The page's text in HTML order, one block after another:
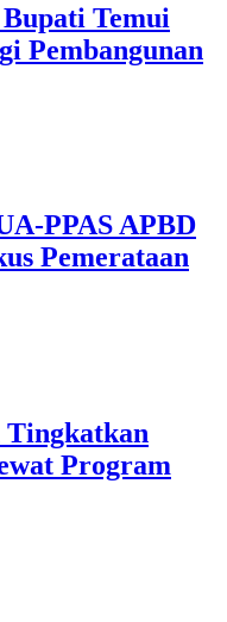
Temui
Pembangunan
PPAS APBD
Pemerataan
Tingkatkan
Program